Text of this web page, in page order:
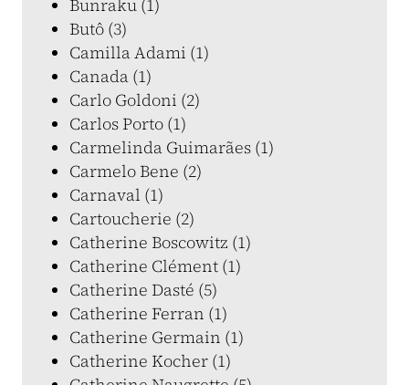
Bunraku (1)
Butô (3)
Camilla Adami (1)
Canada (1)
Carlo Goldoni (2)
Carlos Porto (1)
Carmelinda Guimarães (1)
Carmelo Bene (2)
Carnaval (1)
Cartoucherie (2)
Catherine Boscowitz (1)
Catherine Clément (1)
Catherine Dasté (5)
Catherine Ferran (1)
Catherine Germain (1)
Catherine Kocher (1)